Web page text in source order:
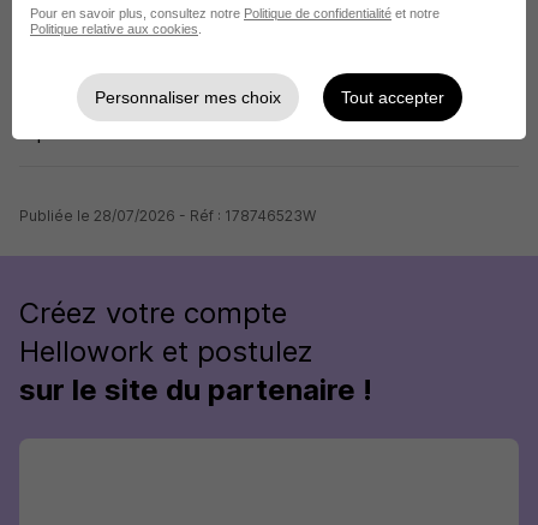
Infos complémentaires
Publiée le 28/07/2026 - Réf : 178746523W
Créez votre compte
Hellowork et postulez
sur le site du partenaire !
Pour en savoir plus, consultez notre Politique de confidentialité et notre
Politique relative aux cookies
Personnaliser mes choix Tout accepter